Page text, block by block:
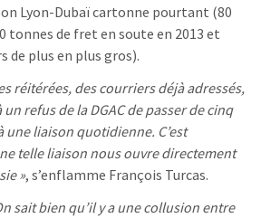
Lyon-Dubaï cartonne pourtant (80
tonnes de fret en soute en 2013 et
plus en plus gros).
réitérées, des courriers déjà adressés,
refus de la DGAC de passer de cinq
une liaison quotidienne. C’est
telle liaison nous ouvre directement
», s’enflamme François Turcas.
sait bien qu’il y a une collusion entre